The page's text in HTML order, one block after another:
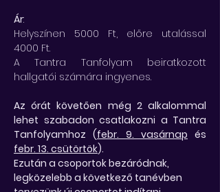
Ár:
Helyszínen 5000 Ft, előre utalással
4000 Ft.
A Tantra Tanfolyam beiratkozott
hallgatói számára ingyenes.
Az órát követően még 2 alkalommal
lehet szabadon csatlakozni a Tantra
Tanfolyamhoz (febr. 9. vasárnap
febr. 13. csütörtök).
Ezután a csoportok bezáródnak,
legközelebb a következő tanévben